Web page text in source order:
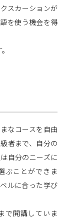
スカーションが
を使う機会を得
なコースを自由
者まで、自分の
自分のニーズに
ぶことができま
ルに合った学び
で開講していま